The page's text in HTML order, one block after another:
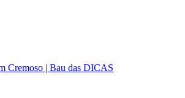
Cremoso | Bau das DICAS